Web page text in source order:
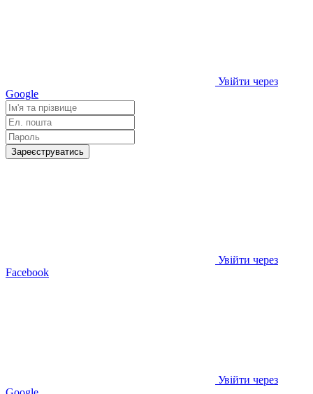
Увійти через
Google
Зареєструватись
Увійти через
Facebook
Увійти через